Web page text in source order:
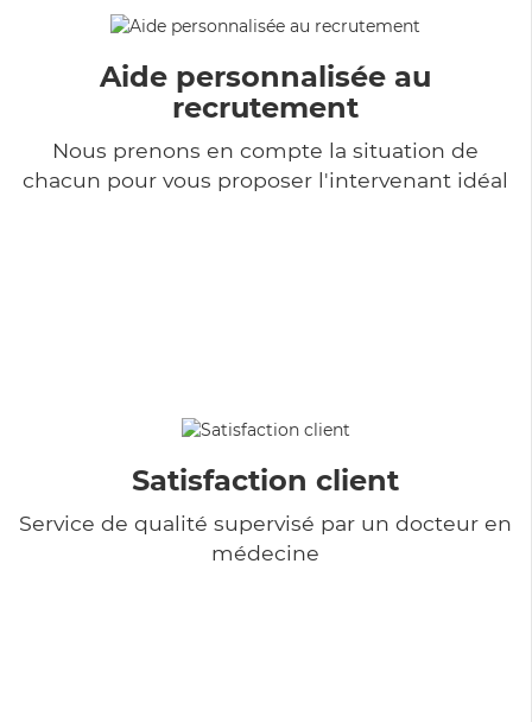
Aide personnalisée au
recrutement
Nous prenons en compte la situation de
chacun pour vous proposer l'intervenant idéal
Satisfaction client
Service de qualité supervisé par un docteur en
médecine